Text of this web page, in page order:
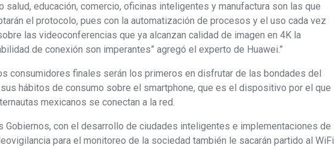
salud, educación, comercio, oficinas inteligentes y manufactura son las que
el protocolo, pues con la automatización de procesos y el uso cada vez
las videoconferencias que ya alcanzan calidad de imagen en 4K la
de conexión son imperantes” agregó el experto de Huawei.”
consumidores finales serán los primeros en disfrutar de las bondades del
hábitos de consumo sobre el smartphone, que es el dispositivo por el que
mexicanos se conectan a la red.
Gobiernos, con el desarrollo de ciudades inteligentes e implementaciones de
para el monitoreo de la sociedad también le sacarán partido al WiFi